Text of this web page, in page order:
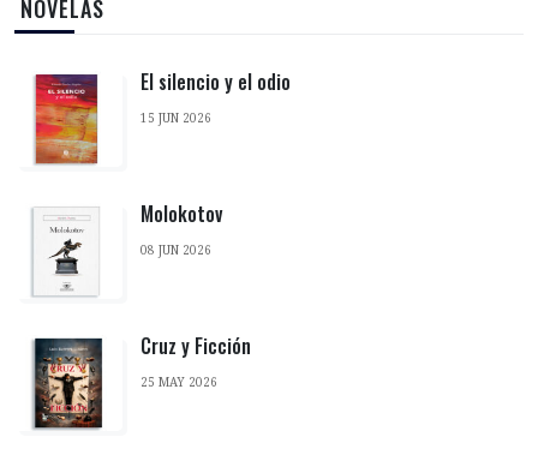
‎ NOVELAS
El silencio y el odio
15 JUN 2026
Molokotov
08 JUN 2026
Cruz y Ficción
25 MAY 2026